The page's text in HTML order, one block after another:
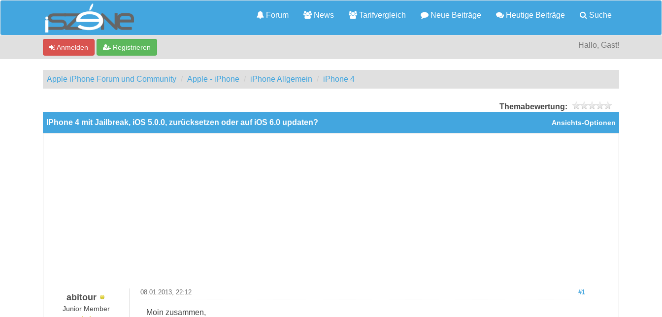
Forum News Tarifvergleich Neue Beiträge Heutige Beiträge Suche
Anmelden Registrieren Hallo, Gast!
Apple iPhone Forum und Community Apple - iPhone iPhone Allgemein iPhone 4
Themabewertung:
Ansichts-Optionen
IPhone 4 mit Jailbreak, iOS 5.0.0, zurücksetzen oder auf iOS 6.0 updaten?
abitour
Junior Member
#1
08.01.2013, 22:12
Moin zusammen,